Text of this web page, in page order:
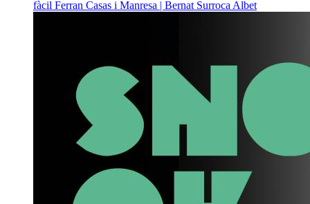
fàcil Ferran Casas i Manresa | Bernat Surroca Albet